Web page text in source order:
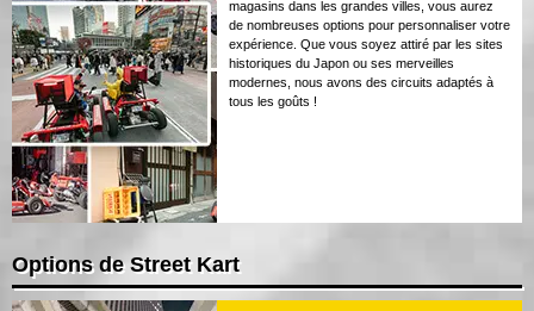
magasins dans les grandes villes, vous aurez
de nombreuses options pour personnaliser votre
expérience. Que vous soyez attiré par les sites
historiques du Japon ou ses merveilles
modernes, nous avons des circuits adaptés à
tous les goûts !
Options de Street Kart